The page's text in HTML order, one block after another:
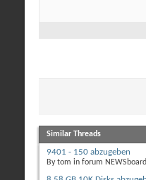
Similar Threads
9401 - 150 abzugeben
By tom in forum